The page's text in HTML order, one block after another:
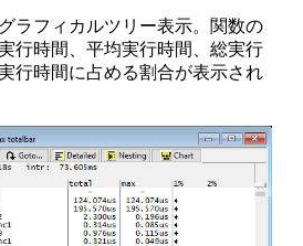
ラフィカルツリー表示。関数の
行時間、平均実行時間、総実行
行時間に占める割合が表示され